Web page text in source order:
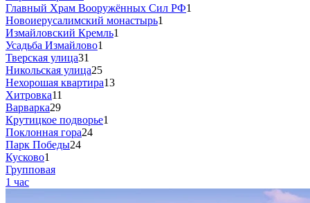
Главный Храм Вооружённых Сил РФ1
Новоиерусалимский монастырь1
Измайловский Кремль1
Усадьба Измайлово1
Тверская улица31
Никольская улица25
Нехорошая квартира13
Хитровка11
Варварка29
Крутицкое подворье1
Поклонная гора24
Парк Победы24
Кусково1
Групповая
1 час